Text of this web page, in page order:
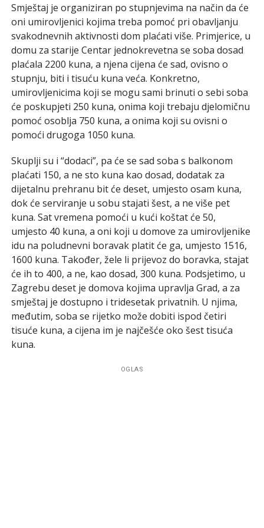
Smještaj je organiziran po stupnjevima na način da će
oni umirovljenici kojima treba pomoć pri obavljanju
svakodnevnih aktivnosti dom plaćati više. Primjerice, u
domu za starije Centar jednokrevetna se soba dosad
plaćala 2200 kuna, a njena cijena će sad, ovisno o
stupnju, biti i tisuću kuna veća. Konkretno,
umirovljenicima koji se mogu sami brinuti o sebi soba
će poskupjeti 250 kuna, onima koji trebaju djelomičnu
pomoć osoblja 750 kuna, a onima koji su ovisni o
pomoći drugoga 1050 kuna.
Skuplji su i “dodaci”, pa će se sad soba s balkonom
plaćati 150, a ne sto kuna kao dosad, dodatak za
dijetalnu prehranu bit će deset, umjesto osam kuna,
dok će serviranje u sobu stajati šest, a ne više pet
kuna. Sat vremena pomoći u kući koštat će 50,
umjesto 40 kuna, a oni koji u domove za umirovljenike
idu na poludnevni boravak platit će ga, umjesto 1516,
1600 kuna. Također, žele li prijevoz do boravka, stajat
će ih to 400, a ne, kao dosad, 300 kuna. Podsjetimo, u
Zagrebu deset je domova kojima upravlja Grad, a za
smještaj je dostupno i tridesetak privatnih. U njima,
međutim, soba se rijetko može dobiti ispod četiri
tisuće kuna, a cijena im je najčešće oko šest tisuća
kuna.
OGLAS